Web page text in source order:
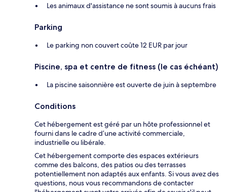
Les animaux d'assistance ne sont soumis à aucuns frais
Parking
Le parking non couvert coûte 12 EUR par jour
Piscine, spa et centre de fitness (le cas échéant)
La piscine saisonnière est ouverte de juin à septembre
Conditions
Cet hébergement est géré par un hôte professionnel et
fourni dans le cadre d’une activité commerciale,
industrielle ou libérale.
Cet hébergement comporte des espaces extérieurs
comme des balcons, des patios ou des terrasses
potentiellement non adaptés aux enfants. Si vous avez des
questions, nous vous recommandons de contacter